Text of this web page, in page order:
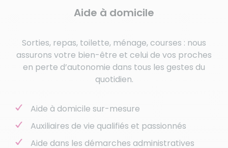
Aide à domicile
Sorties, repas, toilette, ménage, courses : nous
assurons votre bien-être et celui de vos proches
en perte d’autonomie dans tous les gestes du
quotidien.
Aide à domicile sur-mesure
Auxiliaires de vie qualifiés et passionnés
Aide dans les démarches administratives